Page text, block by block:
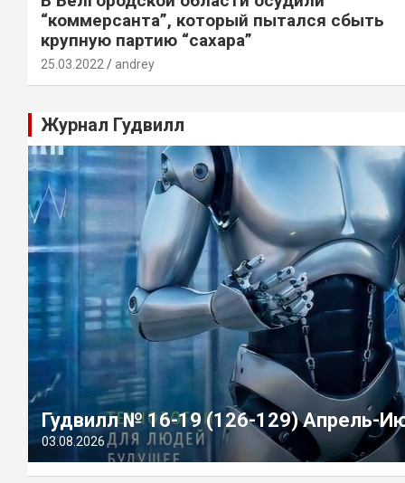
“коммерсанта”, который пытался сбыть
крупную партию “сахара”
25.03.2022 andrey
Журнал Гудвилл
Гудвилл № 16-19 (126-129) Апрель-
03.08.2026